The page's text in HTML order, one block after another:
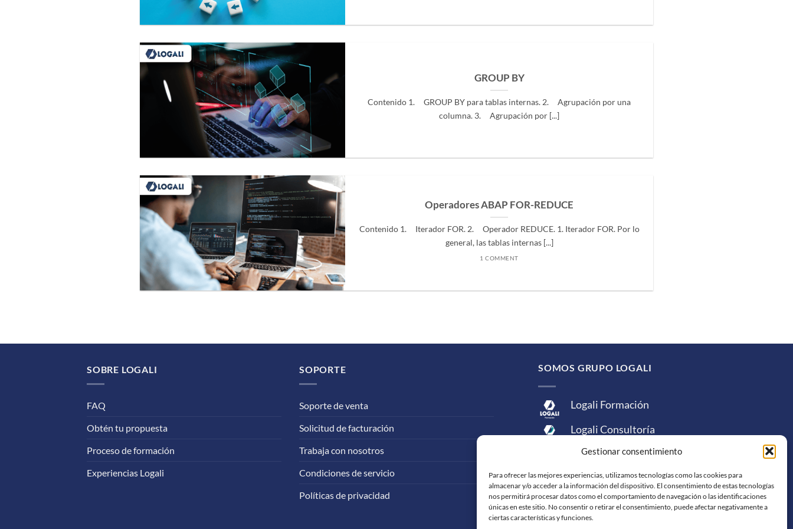
Gestionar consentimiento
Para ofrecer las mejores experiencias, utilizamos tecnologías como las cookies para
almacenar y/o acceder a la información del dispositivo. El consentimiento de estas tecnologías
nos permitirá procesar datos como el comportamiento de navegación o las identificaciones
únicas en este sitio. No consentir o retirar el consentimiento, puede afectar negativamente a
ciertas características y funciones.
GROUP BY
Contenido 1. GROUP BY para tablas internas. 2. Agrupación por una
columna. 3. Agrupación por [...]
Operadores ABAP FOR-REDUCE
Contenido 1. Iterador FOR. 2. Operador REDUCE. 1. Iterador FOR. Por lo
general, las tablas internas [...]
1 COMMENT
SOBRE LOGALI
FAQ
Obtén tu propuesta
Proceso de formación
Experiencias Logali
SOPORTE
Soporte de venta
Solicitud de facturación
Trabaja con nosotros
Condiciones de servicio
Políticas de privacidad
SOMOS GRUPO LOGALI
Logali Formación
Logali Consultoría
Logali Ingeniería